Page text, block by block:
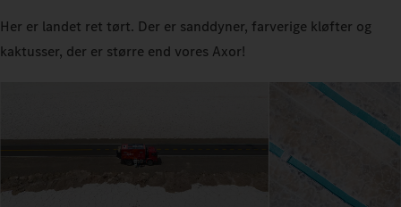
Her er landet ret tørt. Der er sanddyner, farverige kløfter og
kaktusser, der er større end vores Axor!